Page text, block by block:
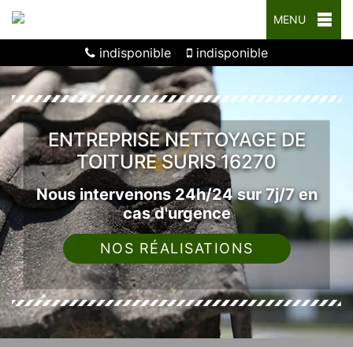
MENU
indisponible indisponible
ENTREPRISE NETTOYAGE DE
TOITURE SURIS 16270
Nous intervenons 24h/24 sur 7j/7 en
cas d'urgence
NOS RÉALISATIONS